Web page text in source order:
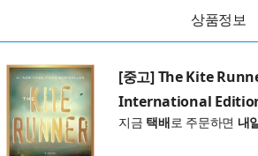
상품정보
[중고] The Kite
International
지금 택배로 주문하면 내